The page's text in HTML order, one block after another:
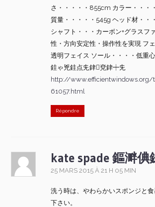
さ・・・・・855cm カラー・・・
質量・・・・・545g ヘッド材・・
シャフト・・・カーボン+グラスフ
性・方向安定性・操作性を実現 フ
透明フェイス ソール・・・・低重
銈ゃ兇銈点兂銉兗銉┿兂
http://
61057.html
Répondre
kate spade 鏂溿倎
25 MARS 2015 À 21 H 05 MIN
洗う時は、やわらかいスポンジと
下さい。